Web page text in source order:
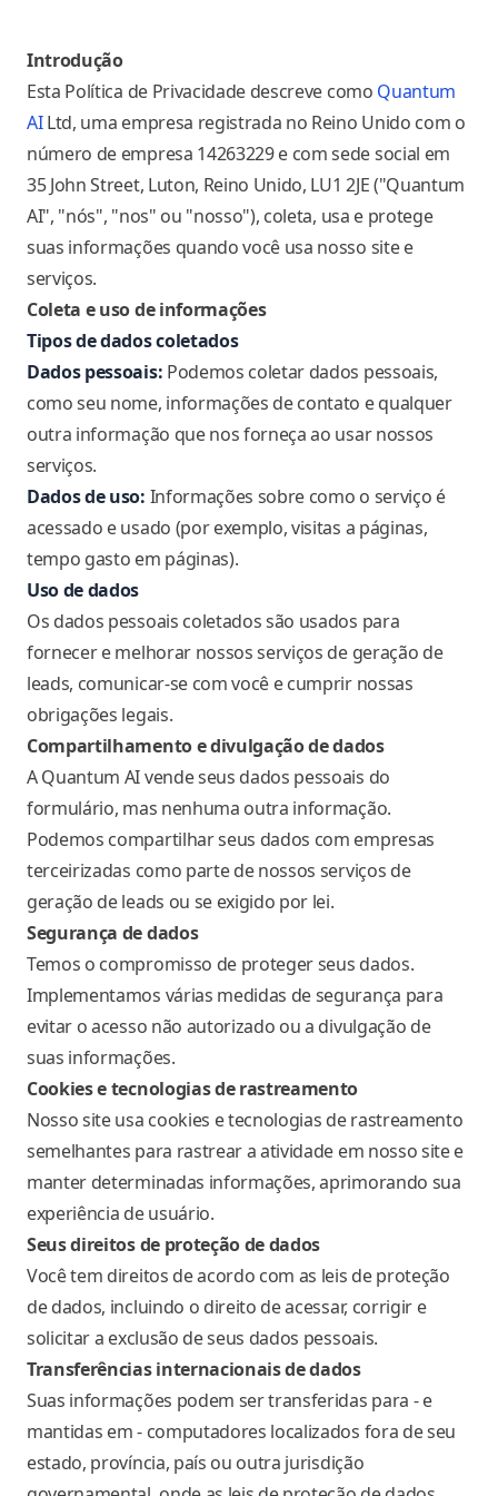
Introdução
Esta Política de Privacidade descreve como Quantum
AILtd, uma empresa registrada no Reino Unido com o
número de empresa 14263229 e com sede social em
35 John Street, Luton, Reino Unido, LU1 2JE("Quantum
AI", "nós", "nos" ou "nosso"), coleta, usa e protege
suas informações quando você usa nosso site e
serviços.
Coleta e uso de informações
Tipos de dados coletados
Dados pessoais: Podemos coletar dados pessoais,
como seu nome, informações de contato e qualquer
outra informação que nos forneça ao usar nossos
serviços.
Dados de uso: Informações sobre como o serviço é
acessado e usado (por exemplo, visitas a páginas,
tempo gasto em páginas).
Uso de dados
Os dados pessoais coletados são usados para
fornecer e melhorar nossos serviços de geração de
leads, comunicar-se com você e cumprir nossas
obrigações legais.
Compartilhamento e divulgação de dados
A Quantum AI vende seus dados pessoais do
formulário, mas nenhuma outra informação.
Podemos compartilhar seus dados com empresas
terceirizadas como parte de nossos serviços de
geração de leads ou se exigido por lei.
Segurança de dados
Temos o compromisso de proteger seus dados.
Implementamos várias medidas de segurança para
evitar o acesso não autorizado ou a divulgação de
suas informações.
Cookies e tecnologias de rastreamento
Nosso site usa cookies e tecnologias de rastreamento
semelhantes para rastrear a atividade em nosso site e
manter determinadas informações, aprimorando sua
experiência de usuário.
Seus direitos de proteção de dados
Você tem direitos de acordo com as leis de proteção
de dados, incluindo o direito de acessar, corrigir e
solicitar a exclusão de seus dados pessoais.
Transferências internacionais de dados
Suas informações podem ser transferidas para - e
mantidas em - computadores localizados fora de seu
estado, província, país ou outra jurisdição